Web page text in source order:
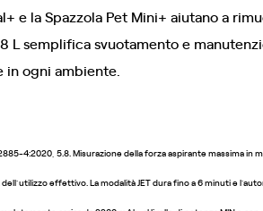
e la Spazzola Pet Mini+ aiutano a
L semplifica svuotamento e
ogni ambiente.
4:2020, 5.8. Misurazione della forza aspirante massima
effettivo. La modalità JET dura fino a 6 minuti e